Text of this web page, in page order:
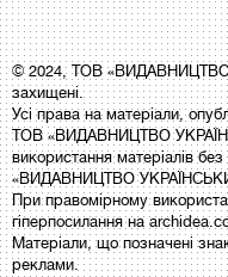
© 2024, ТОВ «ВИДАВНИЦТВО
захищені.
Усі права на матеріали,
ТОВ «ВИДАВНИЦТВО
використання матеріалів
«ВИДАВНИЦТВО
При правомірному
гіперпосилання на
Матеріали, що позначені
реклами.